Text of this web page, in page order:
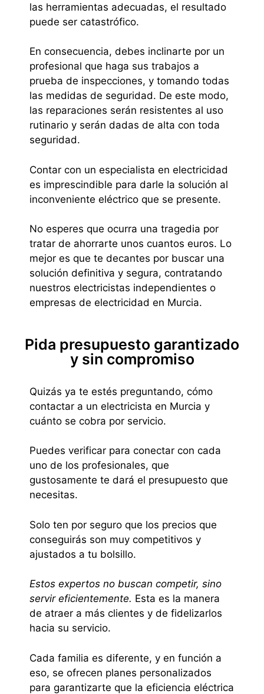
las herramientas adecuadas, el resultado
puede ser catastrófico.
En consecuencia, debes inclinarte por un
profesional que haga sus trabajos a
prueba de inspecciones, y tomando todas
las medidas de seguridad. De este modo,
las reparaciones serán resistentes al uso
rutinario y serán dadas de alta con toda
seguridad.
Contar con un especialista en electricidad
es imprescindible para darle la solución al
inconveniente eléctrico que se presente.
No esperes que ocurra una tragedia por
tratar de ahorrarte unos cuantos euros. Lo
mejor es que te decantes por buscar una
solución definitiva y segura, contratando
nuestros electricistas independientes o
empresas de electricidad en Murcia.
Pida presupuesto garantizado
y sin compromiso
Quizás ya te estés preguntando, cómo
contactar a un electricista en Murcia y
cuánto se cobra por servicio.
Puedes verificar para conectar con cada
uno de los profesionales, que
gustosamente te dará el presupuesto que
necesitas.
Solo ten por seguro que los precios que
conseguirás son muy competitivos y
ajustados a tu bolsillo.
Estos expertos no buscan competir, sino
servir eficientemente. Esta es la manera
de atraer a más clientes y de fidelizarlos
hacia su servicio.
Cada familia es diferente, y en función a
eso, se ofrecen planes personalizados
para garantizarte que la eficiencia eléctrica